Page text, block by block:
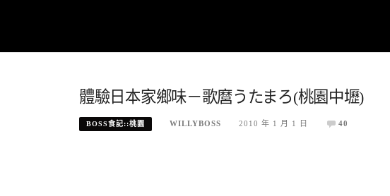
體驗日本家鄉味－歌麿うたまろ(桃園中壢)
BOSS食記::桃園 WILLYBOSS 2010 年 1 月 1 日 40